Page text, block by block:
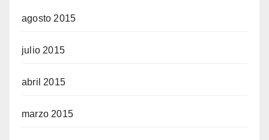
agosto 2015
julio 2015
abril 2015
marzo 2015